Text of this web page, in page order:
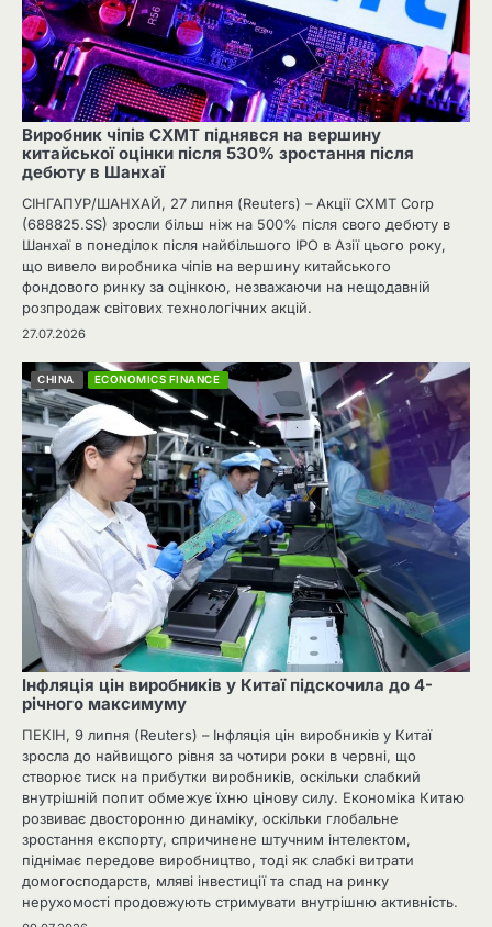
Виробник чіпів CXMT піднявся на вершину
китайської оцінки після 530% зростання після
дебюту в Шанхаї
СІНГАПУР/ШАНХАЙ, 27 липня (Reuters) – Акції CXMT Corp
(688825.SS) зросли більш ніж на 500% після свого дебюту в
Шанхаї в понеділок після найбільшого IPO в Азії цього року,
що вивело виробника чіпів на вершину китайського
фондового ринку за оцінкою, незважаючи на нещодавній
розпродаж світових технологічних акцій.
27.07.2026
CHINA ECONOMICS FINANCE
Інфляція цін виробників у Китаї підскочила до 4-
річного максимуму
ПЕКІН, 9 липня (Reuters) – Інфляція цін виробників у Китаї
зросла до найвищого рівня за чотири роки в червні, що
створює тиск на прибутки виробників, оскільки слабкий
внутрішній попит обмежує їхню цінову силу. Економіка Китаю
розвиває двосторонню динаміку, оскільки глобальне
зростання експорту, спричинене штучним інтелектом,
піднімає передове виробництво, тоді як слабкі витрати
домогосподарств, мляві інвестиції та спад на ринку
нерухомості продовжують стримувати внутрішню активність.